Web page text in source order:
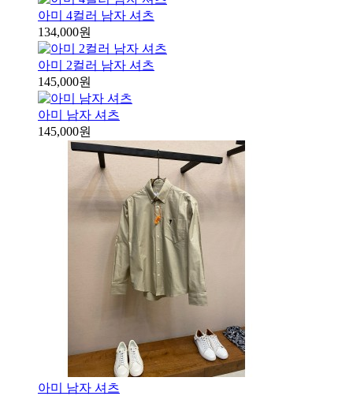
아미 4컬러 남자 셔츠
134,000원
아미 2컬러 남자 셔츠
145,000원
아미 남자 셔츠
145,000원
아미 남자 셔츠